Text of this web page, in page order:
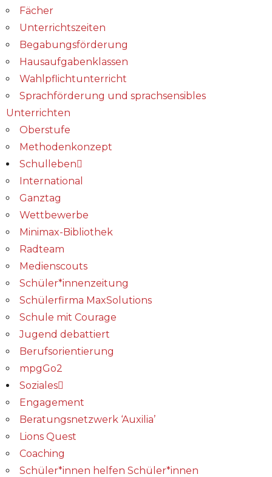
Fächer
Unterrichtszeiten
Begabungs­förderung
Hausaufgabenklassen
Wahlpflichtunterricht
Sprachförderung und sprachsensibles
Unterrichten
Oberstufe
Methodenkonzept
Schulleben
International
Ganztag
Wettbewerbe
Minimax-Bibliothek​
Radteam
Medienscouts
Schüler*innenzeitung
Schülerfirma MaxSolutions
Schule mit Courage
Jugend debattiert
Berufsorientierung
mpgGo2
Soziales
Engagement
Beratungsnetzwerk ‘Auxilia’
Lions Quest
Coaching
Schüler*innen helfen Schüler*innen